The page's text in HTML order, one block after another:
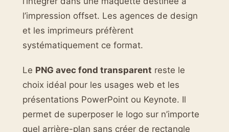
l’impression offset. Les agences de design
et les imprimeurs préfèrent
systématiquement ce format.
Le PNG avec fond transparent reste le
choix idéal pour les usages web et les
présentations PowerPoint ou Keynote. Il
permet de superposer le logo sur n’importe
quel arrière-plan sans créer de rectangle